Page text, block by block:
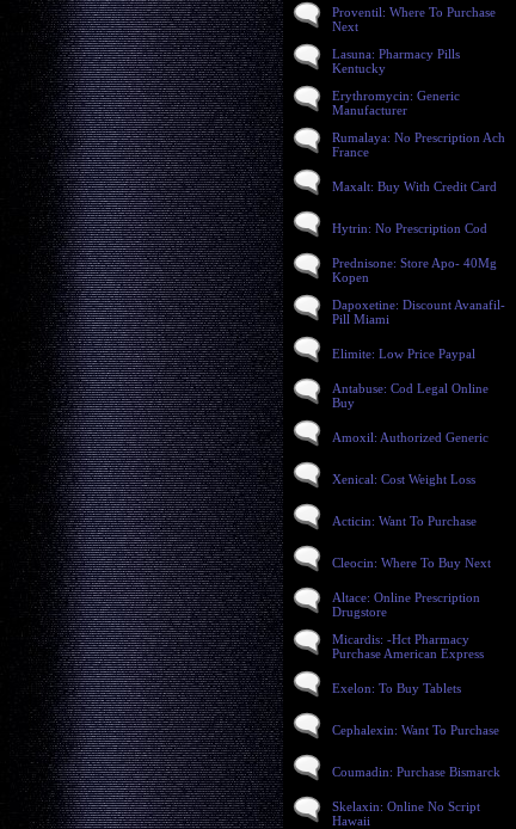
Proventil: Where To Purchase
Next
Lasuna: Pharmacy Pills
Kentucky
Erythromycin: Generic
Manufacturer
Rumalaya: No Prescription Ach
France
Maxalt: Buy With Credit Card
Hytrin: No Prescription Cod
Prednisone: Store Apo- 40Mg
Kopen
Dapoxetine: Discount Avanafil-
Pill Miami
Elimite: Low Price Paypal
Antabuse: Cod Legal Online
Buy
Amoxil: Authorized Generic
Xenical: Cost Weight Loss
Acticin: Want To Purchase
Cleocin: Where To Buy Next
Altace: Online Prescription
Drugstore
Micardis: -Hct Pharmacy
Purchase American Express
Exelon: To Buy Tablets
Cephalexin: Want To Purchase
Coumadin: Purchase Bismarck
Skelaxin: Online No Script
Hawaii